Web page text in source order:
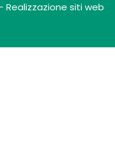
Realizzazione siti web